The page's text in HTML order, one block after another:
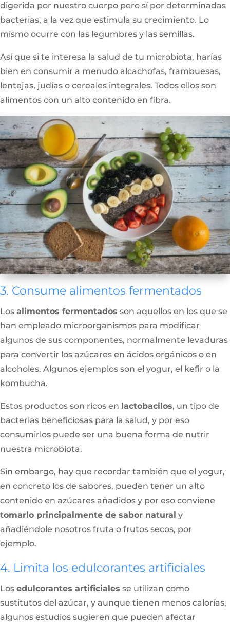
digerida por nuestro cuerpo pero sí por determinadas
bacterias, a la vez que estimula su crecimiento. Lo
mismo ocurre con las legumbres y las semillas.
Así que si te interesa la salud de tu microbiota, harías
bien en consumir a menudo alcachofas, frambuesas,
lentejas, judías o cereales integrales. Todos ellos son
alimentos con un alto contenido en fibra.
3. Consume alimentos fermentados
Los alimentos fermentados son aquellos en los que se
han empleado microorganismos para modificar
algunos de sus componentes, normalmente levaduras
para convertir los azúcares en ácidos orgánicos o en
alcoholes. Algunos ejemplos son el yogur, el kefir o la
kombucha.
Estos productos son ricos en lactobacilos, un tipo de
bacterias beneficiosas para la salud, y por eso
consumirlos puede ser una buena forma de nutrir
nuestra microbiota.
Sin embargo, hay que recordar también que el yogur,
en concreto los de sabores, pueden tener un alto
contenido en azúcares añadidos y por eso conviene
tomarlo principalmente de sabor natural y
añadiéndole nosotros fruta o frutos secos, por
ejemplo.
4. Limita los edulcorantes artificiales
Los edulcorantes artificiales se utilizan como
sustitutos del azúcar, y aunque tienen menos calorías,
algunos estudios sugieren que pueden afectar